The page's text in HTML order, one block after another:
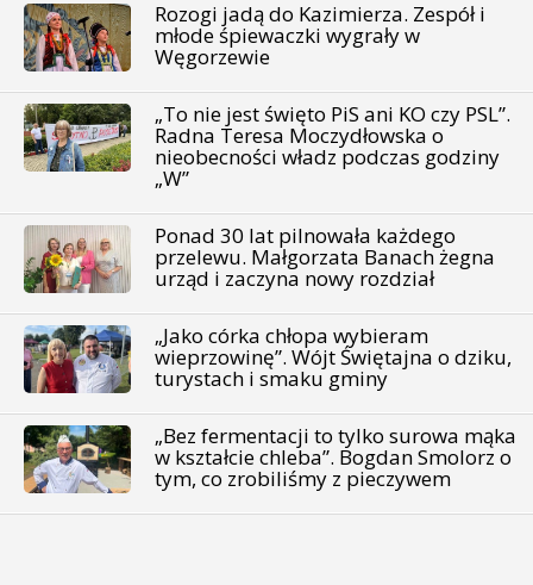
Rozogi jadą do Kazimierza. Zespół i
młode śpiewaczki wygrały w
Węgorzewie
„To nie jest święto PiS ani KO czy PSL”.
Radna Teresa Moczydłowska o
nieobecności władz podczas godziny
„W”
Ponad 30 lat pilnowała każdego
przelewu. Małgorzata Banach żegna
urząd i zaczyna nowy rozdział
„Jako córka chłopa wybieram
wieprzowinę”. Wójt Świętajna o dziku,
turystach i smaku gminy
„Bez fermentacji to tylko surowa mąka
w kształcie chleba”. Bogdan Smolorz o
tym, co zrobiliśmy z pieczywem